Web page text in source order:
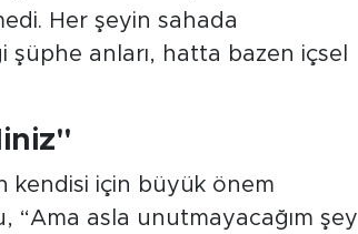
Her şeyin sahada
anları, hatta bazen içsel
kendisi için büyük önem
“Ama asla unutmayacağım şey